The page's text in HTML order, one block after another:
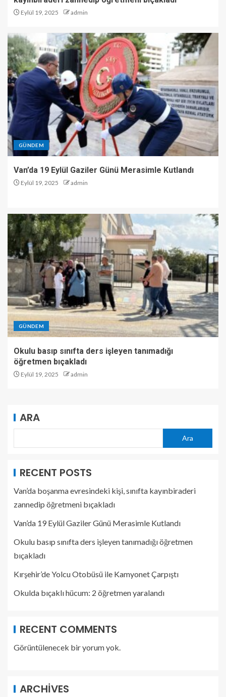
Eylül 19, 2025 admin
GÜNDEM
Van’da 19 Eylül Gaziler Günü Merasimle Kutlandı
Eylül 19, 2025 admin
GÜNDEM
Okulu basıp sınıfta ders işleyen tanımadığı
öğretmen bıçakladı
Eylül 19, 2025 admin
ARA
Ara
RECENT POSTS
Van’da boşanma evresindeki kişi, sınıfta kayınbiraderi
zannedip öğretmeni bıçakladı
Van’da 19 Eylül Gaziler Günü Merasimle Kutlandı
Okulu basıp sınıfta ders işleyen tanımadığı öğretmen
bıçakladı
Kırşehir’de Yolcu Otobüsü ile Kamyonet Çarpıştı
Okulda bıçaklı hücum: 2 öğretmen yaralandı
RECENT COMMENTS
Görüntülenecek bir yorum yok.
ARCHIVES